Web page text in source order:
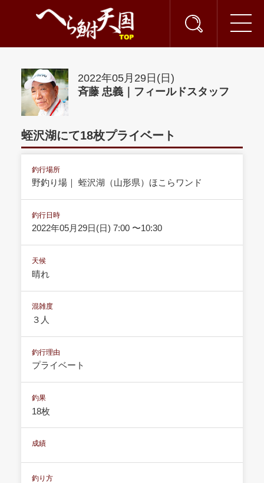
2022年05月29日(日)
斉藤 忠義｜フィールドスタッフ
蛭沢湖にて18枚プライベート
釣行場所
野釣り場｜ 蛭沢湖（山形県）ほこらワンド
釣行日時
2022年05月29日(日) 7:00 〜10:30
天候
晴れ
混雑度
３人
釣行理由
プライベート
釣果
18枚
成績
釣り方